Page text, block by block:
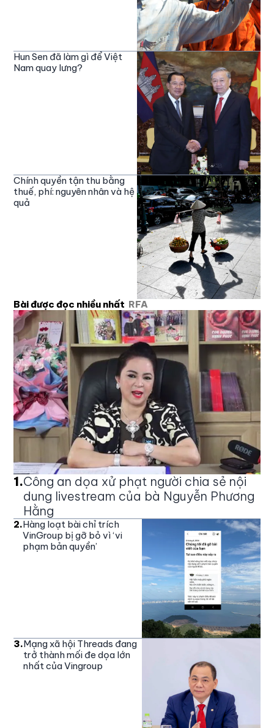
Hun Sen đã làm gì để Việt
Nam quay lưng?
Chính quyền tận thu bằng
thuế, phí: nguyên nhân và hệ
quả
Bài được đọc nhiều nhất RFA
1.Công an dọa xử phạt người chia sẻ nội
dung livestream của bà Nguyễn Phương
Hằng
2.Hàng loạt bài chỉ trích
VinGroup bị gỡ bỏ vì ‘vi
phạm bản quyền’
3.Mạng xã hội Threads đang
trở thành mối đe dọa lớn
nhất của Vingroup